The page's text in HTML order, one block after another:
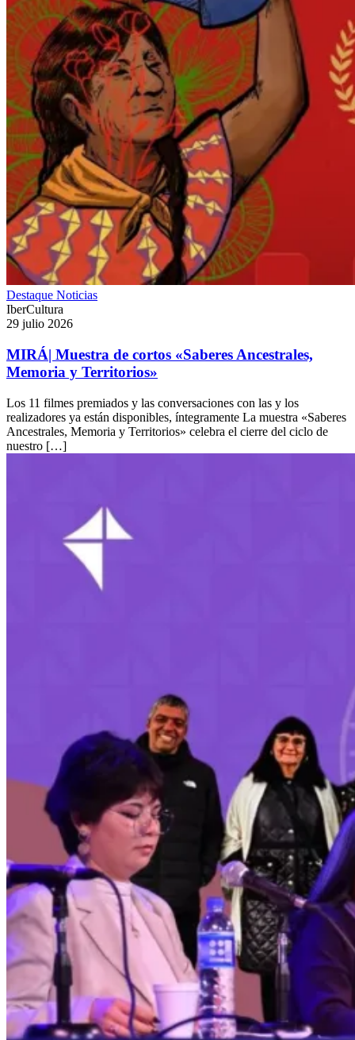
Destaque Noticias
IberCultura
29 julio 2026
MIRÁ| Muestra de cortos «Saberes Ancestrales,
Memoria y Territorios»
Los 11 filmes premiados y las conversaciones con las y los
realizadores ya están disponibles, íntegramente La muestra «Saberes
Ancestrales, Memoria y Territorios» celebra el cierre del ciclo de
nuestro […]